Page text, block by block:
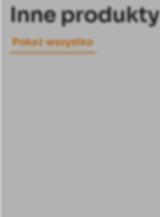
Inne produkty
Pokaż wszystko